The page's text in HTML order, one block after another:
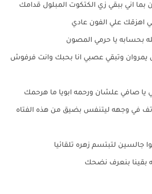
اني ببقي زي الكتكوت المبلول قدامك
اهزقك علي الفون عادي
بحسابه يا حرمي المصون
يمروان وتبقي عصبي انا بحبك وانت فرفوش
يا صافي علشان ورحمه ابويا ما هرحمك
في وجهه ليتنفس بضيق من هذه الفتاه
جالسين لتبتسم زهره تلقائيا
بقينا بنعرف نضحك